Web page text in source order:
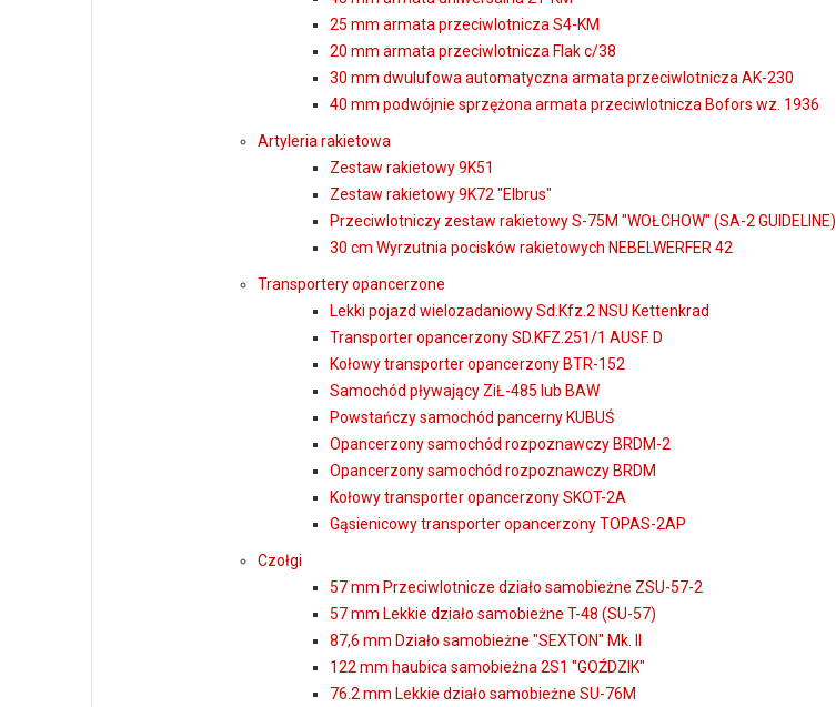
25 mm armata przeciwlotnicza S4-KM
20 mm armata przeciwlotnicza Flak c/38
30 mm dwulufowa automatyczna armata przeciwlotnicza AK-230
40 mm podwójnie sprzężona armata przeciwlotnicza Bofors wz. 1936
Artyleria rakietowa
Zestaw rakietowy 9K51
Zestaw rakietowy 9K72 "Elbrus"
Przeciwlotniczy zestaw rakietowy S-75M "WOŁCHOW" (SA-2 GUIDELINE)
30 cm Wyrzutnia pocisków rakietowych NEBELWERFER 42
Transportery opancerzone
Lekki pojazd wielozadaniowy Sd.Kfz.2 NSU Kettenkrad
Transporter opancerzony SD.KFZ.251/1 AUSF. D
Kołowy transporter opancerzony BTR-152
Samochód pływający ZiŁ-485 lub BAW
Powstańczy samochód pancerny KUBUŚ
Opancerzony samochód rozpoznawczy BRDM-2
Opancerzony samochód rozpoznawczy BRDM
Kołowy transporter opancerzony SKOT-2A
Gąsienicowy transporter opancerzony TOPAS-2AP
Czołgi
57 mm Przeciwlotnicze działo samobieżne ZSU-57-2
57 mm Lekkie działo samobieżne T-48 (SU-57)
87,6 mm Działo samobieżne "SEXTON" Mk. II
122 mm haubica samobieżna 2S1 "GOŹDZIK"
76.2 mm Lekkie działo samobieżne SU-76M